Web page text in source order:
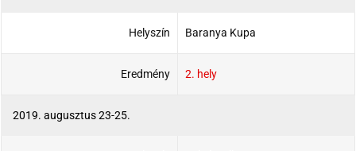
Helyszín Baranya Kupa
Eredmény 2. hely
2019. augusztus 23-25.